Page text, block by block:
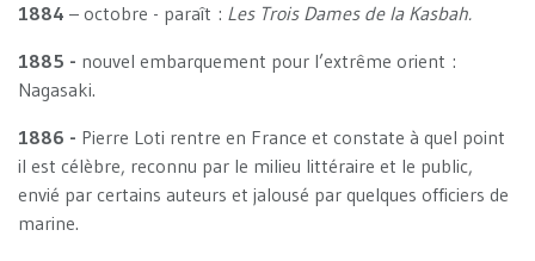
1884 – octobre - paraît : Les Trois Dames de la Kasbah.
1885 - nouvel embarquement pour l’extrême orient :
Nagasaki.
1886 - Pierre Loti rentre en France et constate à quel point
il est célèbre, reconnu par le milieu littéraire et le public,
envié par certains auteurs et jalousé par quelques officiers de
marine.